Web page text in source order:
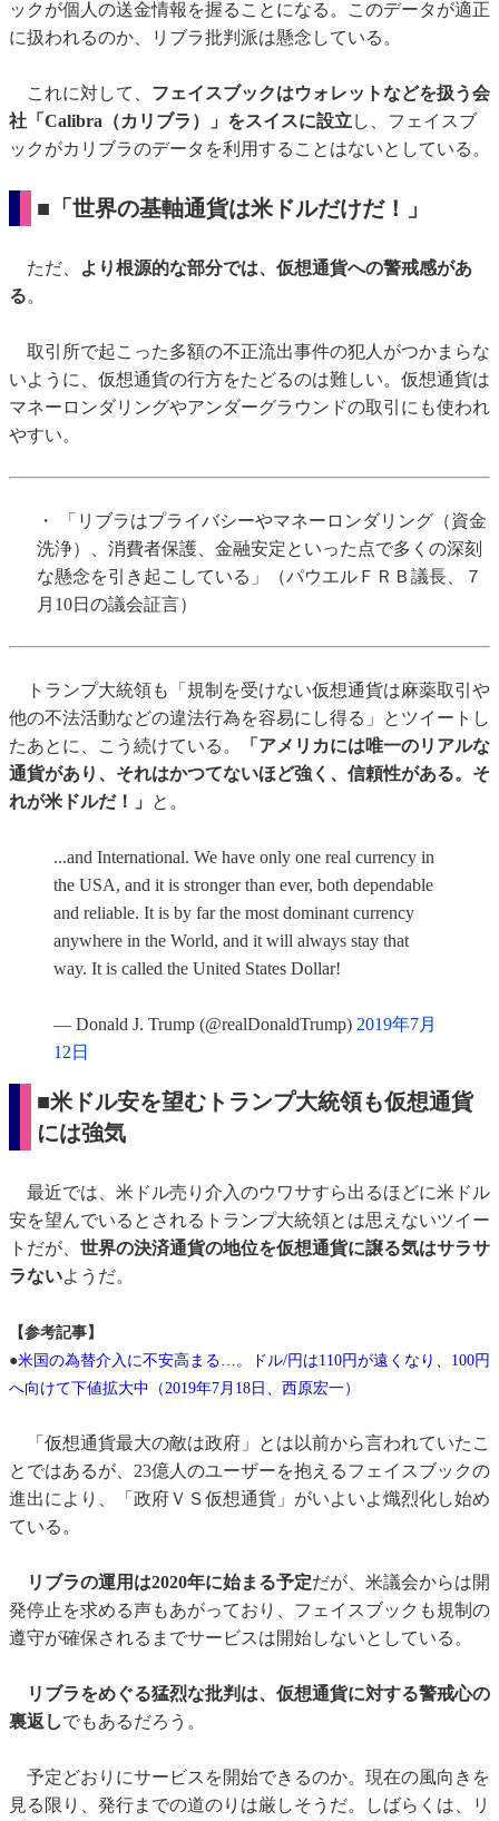
ックが個人の送金情報を握ることになる。このデータが適正
に扱われるのか、リブラ批判派は懸念している。
これに対して、 フェイスブックはウォレットなどを扱う会
社「Calibra（カリブラ）」をスイスに設立 し、フェイスブ
ックがカリブラのデータを利用することはないとしている。
■「世界の基軸通貨は米ドルだけだ！」
ただ、
より根源的な部分では、仮想通貨への警戒感があ
る。
取引所で起こった多額の不正流出事件の犯人がつかまらな
いように、仮想通貨の行方をたどるのは難しい。仮想通貨は
マネーロンダリングやアンダーグラウンドの取引にも使われ
やすい。
・ 「リブラはプライバシーやマネーロンダリング（資金
洗浄）、消費者保護、金融安定といった点で多くの深刻
な懸念を引き起こしている」（パウエルＦＲＢ議長、７
月10日の議会証言）
トランプ大統領も「規制を受けない仮想通貨は麻薬取引や
他の不法活動などの違法行為を容易にし得る」とツイートし
たあとに、こう続けている。
「アメリカには唯一のリアルな
通貨があり、それはかつてないほど強く、信頼性がある。そ
れが米ドルだ！」
と。
...and International. We have only one real currency in
the USA, and it is stronger than ever, both dependable
and reliable. It is by far the most dominant currency
anywhere in the World, and it will always stay that
way. It is called the United States Dollar!
— Donald J. Trump (@realDonaldTrump) 2019年7月
12日
■米ドル安を望むトランプ大統領も仮想通貨
には強気
最近では、米ドル売り介入のウワサすら出るほどに米ドル
安を望んでいるとされるトランプ大統領とは思えないツイー
トだが、 世界の決済通貨の地位を仮想通貨に譲る気はサラサ
ラないようだ。
【参考記事】
●米国の為替介入に不安高まる…。ドル/円は110円が遠くなり、100円
へ向けて下値拡大中（2019年7月18日、西原宏一）
「仮想通貨最大の敵は政府」とは以前から言われていたこ
とではあるが、23億人のユーザーを抱えるフェイスブックの
進出により、「政府ＶＳ仮想通貨」がいよいよ熾烈化し始め
ている。
リブラの運用は2020年に始まる予定だが、米議会からは開
発停止を求める声もあがっており、フェイスブックも規制の
遵守が確保されるまでサービスは開始しないとしている。
リブラをめぐる猛烈な批判は、仮想通貨に対する警戒心の
裏返しでもあるだろう。
予定どおりにサービスを開始できるのか。現在の風向きを
見る限り、発行までの道のりは厳しそうだ。しばらくは、リ